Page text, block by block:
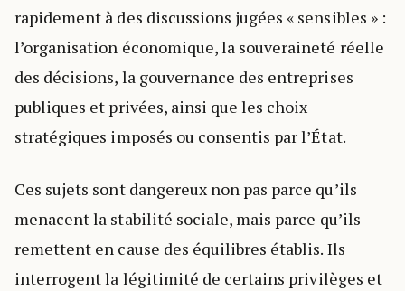
rapidement à des discussions jugées « sensibles » :
l’organisation économique, la souveraineté réelle
des décisions, la gouvernance des entreprises
publiques et privées, ainsi que les choix
stratégiques imposés ou consentis par l’État.
Ces sujets sont dangereux non pas parce qu’ils
menacent la stabilité sociale, mais parce qu’ils
remettent en cause des équilibres établis. Ils
interrogent la légitimité de certains privilèges et